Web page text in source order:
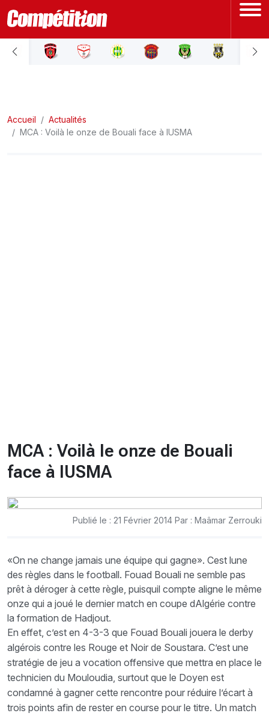
ACCUEIL
LIGUE 2
Accueil
Actualités
MCA : Voilà le onze de Bouali face à lUSMA
MCA : Voilà le onze de Bouali
face à lUSMA
Publié le : 21 Février 2014 Par : Maâmar Zerrouki
«On ne change jamais une équipe qui gagne». Cest lune
des règles dans le football. Fouad Bouali ne semble pas
prêt à déroger à cette règle, puisquil compte aligne le même
onze qui a joué le dernier match en coupe dAlgérie contre
la formation de Hadjout.
En effet, c’est en 4-3-3 que Fouad Bouali jouera le derby
algérois contre les Rouge et Noir de Soustara. C’est une
stratégie de jeu a vocation offensive que mettra en place le
technicien du Mouloudia, surtout que le Doyen est
condamné à gagner cette rencontre pour réduire l’écart à
trois points afin de rester en course pour le titre. Un match